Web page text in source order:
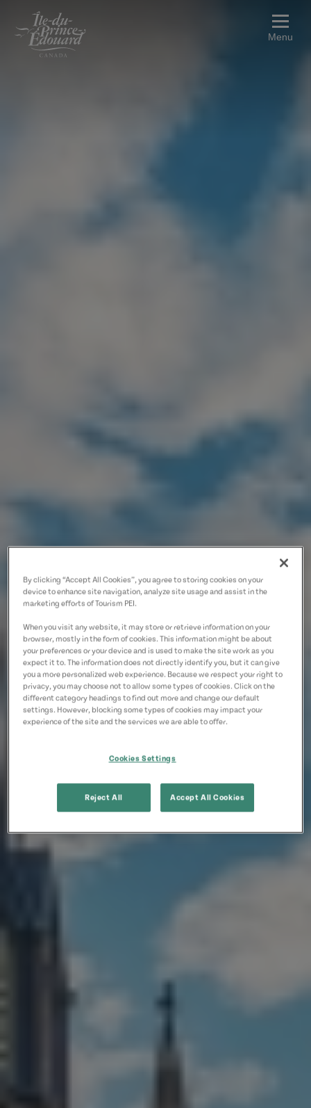
Aller au contenu principal
By clicking “Accept All Cookies”, you agree to storing cookies on your
device to enhance site navigation, analyze site usage and assist in the
marketing efforts of Tourism PEI.
When you visit any website, it may store or retrieve information on your
browser, mostly in the form of cookies. This information might be about
your preferences or your device and is used to make the site work as you
expect it to. The information does not directly identify you, but it can give
you a more personalized web experience. Because we respect your right to
privacy, you may choose not to allow some types of cookies. Click on the
different category headings to find out more and change our default
settings. However, blocking some types of cookies may impact your
experience of the site and the services we are able to offer.
Cookies Settings
Reject All Accept All Cookies